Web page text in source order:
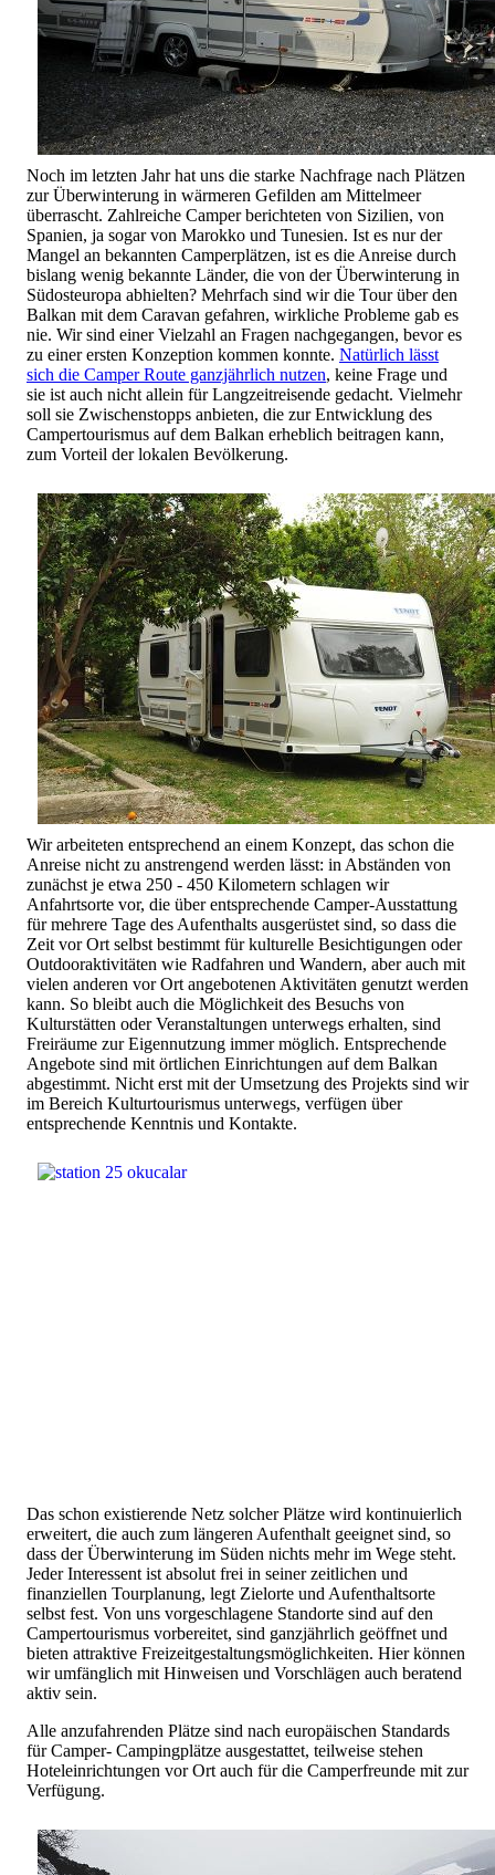
Noch im letzten Jahr hat uns die starke Nachfrage nach Plätzen
zur Überwinterung in wärmeren Gefilden am Mittelmeer
überrascht. Zahlreiche Camper berichteten von Sizilien, von
Spanien, ja sogar von Marokko und Tunesien. Ist es nur der
Mangel an bekannten Camperplätzen, ist es die Anreise durch
bislang wenig bekannte Länder, die von der Überwinterung in
Südosteuropa abhielten? Mehrfach sind wir die Tour über den
Balkan mit dem Caravan gefahren, wirkliche Probleme gab es
nie. Wir sind einer Vielzahl an Fragen nachgegangen, bevor es
zu einer ersten Konzeption kommen konnte. Natürlich lässt
sich die Camper Route ganzjährlich nutzen, keine Frage und
sie ist auch nicht allein für Langzeitreisende gedacht. Vielmehr
soll sie Zwischenstopps anbieten, die zur Entwicklung des
Campertourismus auf dem Balkan erheblich beitragen kann,
zum Vorteil der lokalen Bevölkerung.
Wir arbeiteten entsprechend an einem Konzept, das schon die
Anreise nicht zu anstrengend werden lässt: in Abständen von
zunächst je etwa 250 - 450 Kilometern schlagen wir
Anfahrtsorte vor, die über entsprechende Camper-Ausstattung
für mehrere Tage des Aufenthalts ausgerüstet sind, so dass die
Zeit vor Ort selbst bestimmt für kulturelle Besichtigungen oder
Outdooraktivitäten wie Radfahren und Wandern, aber auch mit
vielen anderen vor Ort angebotenen Aktivitäten genutzt werden
kann. So bleibt auch die Möglichkeit des Besuchs von
Kulturstätten oder Veranstaltungen unterwegs erhalten, sind
Freiräume zur Eigennutzung immer möglich. Entsprechende
Angebote sind mit örtlichen Einrichtungen auf dem Balkan
abgestimmt. Nicht erst mit der Umsetzung des Projekts sind wir
im Bereich Kulturtourismus unterwegs, verfügen über
entsprechende Kenntnis und Kontakte.
Das schon existierende Netz solcher Plätze wird kontinuierlich
erweitert, die auch zum längeren Aufenthalt geeignet sind, so
dass der Überwinterung im Süden nichts mehr im Wege steht.
Jeder Interessent ist absolut frei in seiner zeitlichen und
finanziellen Tourplanung, legt Zielorte und Aufenthaltsorte
selbst fest. Von uns vorgeschlagene Standorte sind auf den
Campertourismus vorbereitet, sind ganzjährlich geöffnet und
bieten attraktive Freizeitgestaltungsmöglichkeiten. Hier können
wir umfänglich mit Hinweisen und Vorschlägen auch beratend
aktiv sein.
Alle anzufahrenden Plätze sind nach europäischen Standards
für Camper- Campingplätze ausgestattet, teilweise stehen
Hoteleinrichtungen vor Ort auch für die Camperfreunde mit zur
Verfügung.